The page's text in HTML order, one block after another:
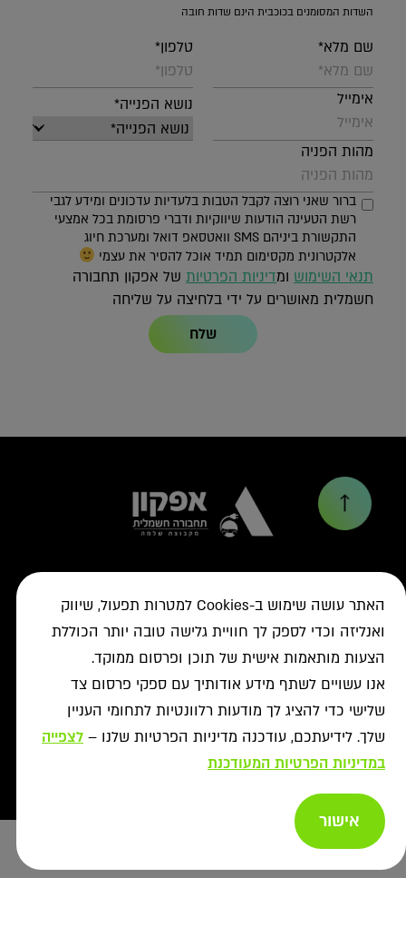
השדות המסומנים בכוכבית הינם שדות חובה
שם מלא* טלפון*
אימייל נושא הפנייה*
מהות הפניה
ברור שאני רוצה לקבל הטבות בלעדיות עדכונים ומידע לגבי
רשת הטעינה הודעות שיווקיות ודברי פרסומת בכל אמצעי
התקשורת ביניהם SMS וואטסאפ דואל ומערכת חיוג
אלקטרונית מקסימום תמיד אוכל להסיר את עצמי
תנאי השימוש ומדיניות הפרטיותשל אפקון תחבורה
חשמלית מאושרים על ידי בלחיצה על שליחה
שלח
טסלה
עמדות טעינה
אביזרי טעינה
עמדות דרך יבואני הרכב
פתרונות לעסקים
לקוחות עסקיים
טעינה ברשת הציבורית
ניהול צי רכב חשמלי
נדל"ן מסחרי לרשת הטעינה
רשויות ומכרזים
פתרונות ניהול אנרגיה
פתרונות טעינה לאוטובוסים
יעוץ
פתרונות אגירת אנרגיה
מידע שימושי
איתור עמדה ב-ON
אישורים נדרשים
תעודות אחריות
מאגרי מידע
שאלות ותשובות
אודות +
תקנון מבצעי נובמבר
אודותינו
צור קשר
תנאי שימוש
מדיניות פרטיות
ייעוץ בחירת
האתר עושה שימוש ב-Cookies למטרות תפעול, שיווק
ואנליזה וכדי לספק לך חוויית גלישה טובה יותר הכוללת
הצעות מותאמות אישית של תוכן ופרסום ממוקד.
אנו עשויים לשתף מידע אודותיך עם ספקי פרסום צד
שלישי כדי להציג לך מודעות רלוונטיות לתחומי העניין
שלך. לידיעתכם, עודכנה מדיניות הפרטיות שלנו – לצפייה
במדיניות הפרטיות המעודכנת
אישור